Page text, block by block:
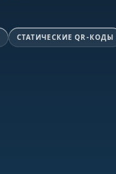
СТАТИЧЕСКИЕ QR-КОДЫ